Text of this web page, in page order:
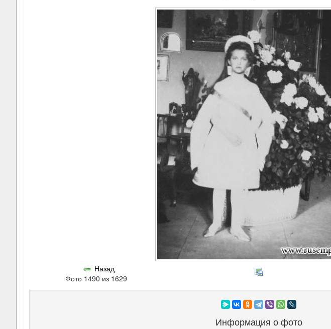
Назад
Фото 1490 из 1629
Информация о фото